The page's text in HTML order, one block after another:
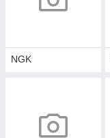
NGK